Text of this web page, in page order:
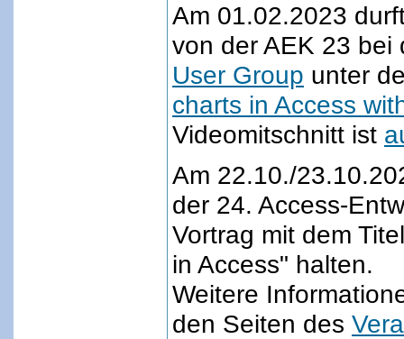
Am 01.02.2023
von der AEK 23
User Group unter
charts in Access
Videomitschnitt ist
Am 22.10./
der 24. Access-
Vortrag mit dem
in Access" halten.
Weitere
den Seiten des